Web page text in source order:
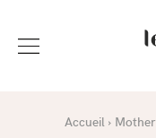
Accueil